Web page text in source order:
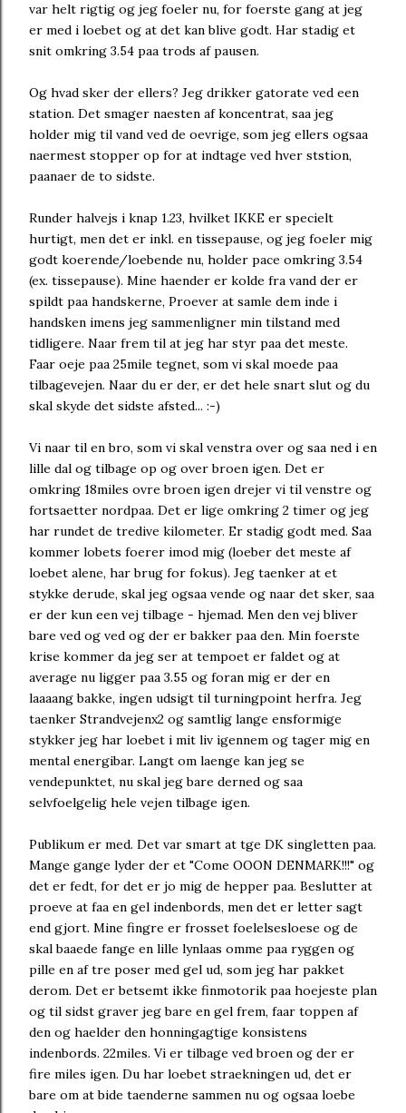
var helt rigtig og jeg foeler nu, for foerste gang at jeg
er med i loebet og at det kan blive godt. Har stadig et
snit omkring 3.54 paa trods af pausen.
Og hvad sker der ellers? Jeg drikker gatorate ved een
station. Det smager naesten af koncentrat, saa jeg
holder mig til vand ved de oevrige, som jeg ellers ogsaa
naermest stopper op for at indtage ved hver ststion,
paanaer de to sidste.
Runder halvejs i knap 1.23, hvilket IKKE er specielt
hurtigt, men det er inkl. en tissepause, og jeg foeler mig
godt koerende/loebende nu, holder pace omkring 3.54
(ex. tissepause). Mine haender er kolde fra vand der er
spildt paa handskerne, Proever at samle dem inde i
handsken imens jeg sammenligner min tilstand med
tidligere. Naar frem til at jeg har styr paa det meste.
Faar oeje paa 25mile tegnet, som vi skal moede paa
tilbagevejen. Naar du er der, er det hele snart slut og du
skal skyde det sidste afsted... :-)
Vi naar til en bro, som vi skal venstra over og saa ned i en
lille dal og tilbage op og over broen igen. Det er
omkring 18miles ovre broen igen drejer vi til venstre og
fortsaetter nordpaa. Det er lige omkring 2 timer og jeg
har rundet de tredive kilometer. Er stadig godt med. Saa
kommer lobets foerer imod mig (loeber det meste af
loebet alene, har brug for fokus). Jeg taenker at et
stykke derude, skal jeg ogsaa vende og naar det sker, saa
er der kun een vej tilbage - hjemad. Men den vej bliver
bare ved og ved og der er bakker paa den. Min foerste
krise kommer da jeg ser at tempoet er faldet og at
average nu ligger paa 3.55 og foran mig er der en
laaaang bakke, ingen udsigt til turningpoint herfra. Jeg
taenker Strandvejenx2 og samtlig lange ensformige
stykker jeg har loebet i mit liv igennem og tager mig en
mental energibar. Langt om laenge kan jeg se
vendepunktet, nu skal jeg bare derned og saa
selvfoelgelig hele vejen tilbage igen.
Publikum er med. Det var smart at tge DK singletten paa.
Mange gange lyder der et "Come OOON DENMARK!!!" og
det er fedt, for det er jo mig de hepper paa. Beslutter at
proeve at faa en gel indenbords, men det er letter sagt
end gjort. Mine fingre er frosset foelelsesloese og de
skal baaede fange en lille lynlaas omme paa ryggen og
pille en af tre poser med gel ud, som jeg har pakket
derom. Det er betsemt ikke finmotorik paa hoejeste plan
og til sidst graver jeg bare en gel frem, faar toppen af
den og haelder den honningagtige konsistens
indenbords. 22miles. Vi er tilbage ved broen og der er
fire miles igen. Du har loebet straekningen ud, det er
bare om at bide taenderne sammen nu og ogsaa loebe